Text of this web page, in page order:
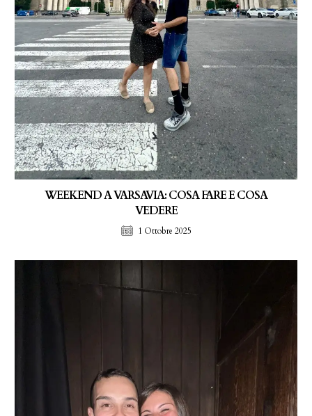
WEEKEND A VARSAVIA: COSA FARE E COSA
VEDERE
1 Ottobre 2025